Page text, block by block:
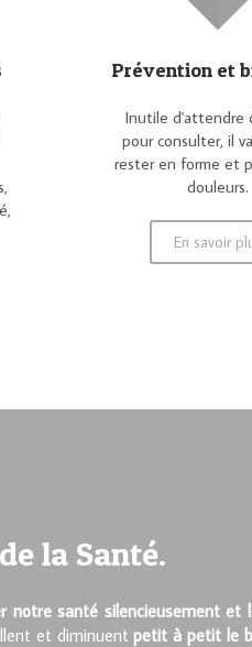
Prévention et
Inutile d'attendre
pour consulter, il
rester en forme et
douleurs.
En savoir
la Santé.
notre santé silencieusement et
et diminuent petit à petit le